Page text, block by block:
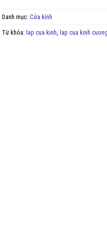
Danh mục: Cửa kính
Từ khóa: lap cua kinh, lap cua kinh